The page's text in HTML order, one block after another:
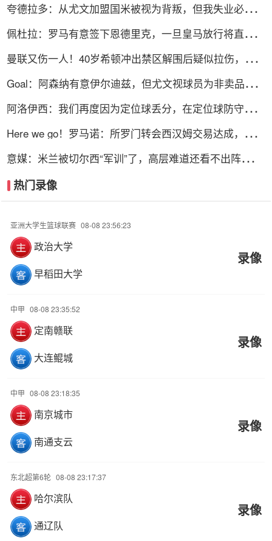
夸德拉多：从尤文加盟国米被视为背叛，但我失业必须寻
佩杜拉：罗马有意签下恩德里克，一旦皇马放行将直接加
曼联又伤一人！40岁希顿冲出禁区解围后疑似拉伤，被换
Goal：阿森纳有意伊尔迪兹，但尤文视球员为非卖品，除
阿洛伊西：我们再度因为定位球丢分，在定位球防守上犯
Here we go！罗马诺：所罗门转会西汉姆交易达成，总价
意媒：米兰被切尔西“军训”了，高层难道还看不出阵容短
热门录像
亚洲大学生篮球联赛 08-08 23:56:23
政治大学
早稻田大学
录像
中甲 08-08 23:35:52
定南赣联
大连鲲城
录像
中甲 08-08 23:18:35
南京城市
南通支云
录像
东北超第6轮 08-08 23:17:37
哈尔滨队
通辽队
录像